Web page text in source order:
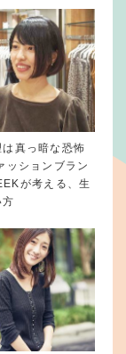
真っ暗な恐怖
ッションブラン
が考える、生